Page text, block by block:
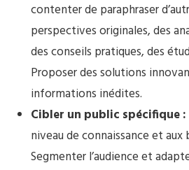
contenter de paraphraser
perspectives originales, des
des conseils pratiques, des
Proposer des solutions
informations inédites.
Cibler un public spécifique :
niveau de connaissance et
Segmenter l’audience et